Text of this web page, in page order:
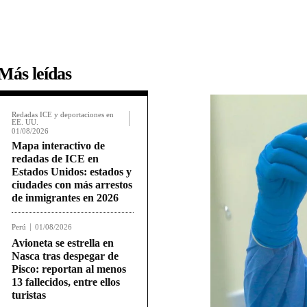
leídas
Redadas ICE y deportaciones en
EE. UU.
01/08/2026
Mapa interactivo de
redadas de ICE en
Estados Unidos: estados y
ciudades con más arrestos
de inmigrantes en 2026
Perú 01/08/2026
Avioneta se estrella en
Nasca tras despegar de
Pisco: reportan al menos
13 fallecidos, entre ellos
turistas